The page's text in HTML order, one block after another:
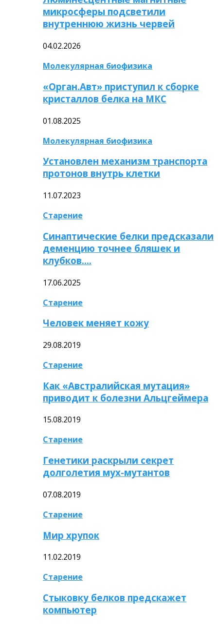
микросферы подсветили
внутреннюю жизнь червей
04.02.2026
Молекулярная биофизика
«Орган.Авт» приступил к сборке
кристаллов белка на МКС
01.08.2025
Молекулярная биофизика
Установлен механизм транспорта
протонов внутрь клетки
11.07.2023
Старение
Синаптические белки предсказали
деменцию точнее бляшек и
клубков….
17.06.2025
Старение
Человек меняет кожу
29.08.2019
Старение
Как «Австралийская мутация»
приводит к болезни Альцгеймера
15.08.2019
Старение
Генетики раскрыли секрет
долголетия мух-мутантов
07.08.2019
Старение
Мир хрупок
11.02.2019
Старение
Стыковку белков предскажет
компьютер